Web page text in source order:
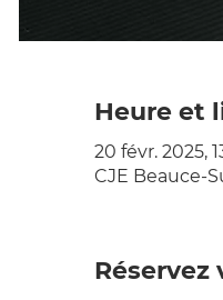
Heure et
20 févr. 2025,
CJE Beauce-
Réservez